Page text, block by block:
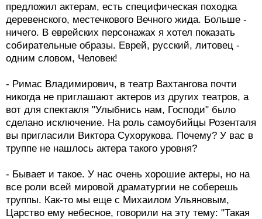
предложил актерам, есть специфическая походка
деревенского, местечкового Вечного жида. Больше -
ничего. В еврейских персонажах я хотел показать
собирательные образы. Еврей, русский, литовец -
одним словом, Человек!
- Римас Владимирович, в театр Вахтангова почти
никогда не приглашают актеров из других театров, а
вот для спектакля "Улыбнись нам, Господи" было
сделано исключение. На роль самоубийцы Розенталя
вы пригласили Виктора Сухорукова. Почему? У вас в
труппе не нашлось актера такого уровня?
- Бывает и такое. У нас очень хорошие актеры, но на
все роли всей мировой драматургии не соберешь
труппы. Как-то мы еще с Михаилом Ульяновым,
Царство ему небесное, говорили на эту тему: "Такая